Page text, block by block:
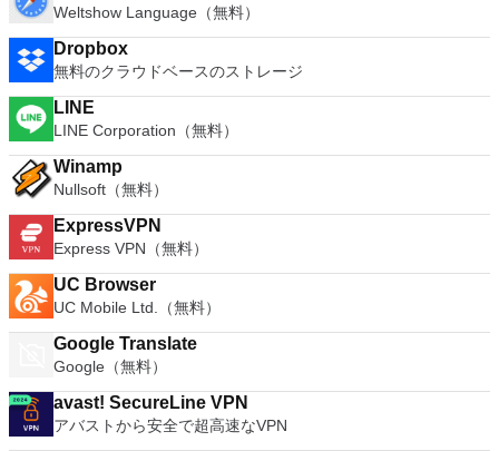
Weltshow Language（無料）
Dropbox
無料のクラウドベースのストレージ
LINE
LINE Corporation（無料）
Winamp
Nullsoft（無料）
ExpressVPN
Express VPN（無料）
UC Browser
UC Mobile Ltd.（無料）
Google Translate
Google（無料）
avast! SecureLine VPN
アバストから安全で超高速なVPN